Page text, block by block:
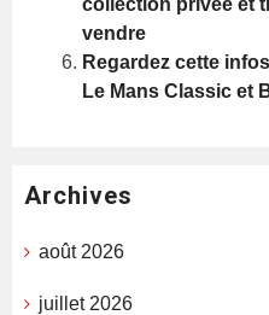
collection privée et
vendre
Regardez cette
Le Mans Classic et
Archives
août 2026
juillet 2026